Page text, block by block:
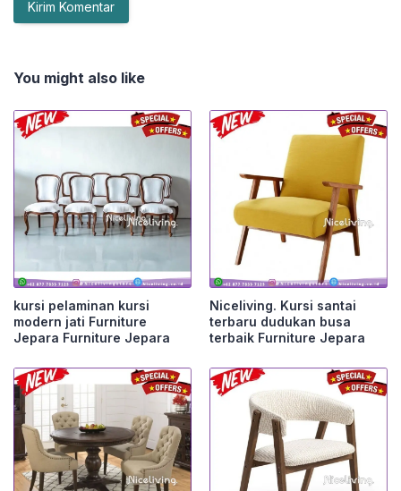
You might also like
kursi pelaminan kursi
modern jati Furniture
Jepara Furniture Jepara
Niceliving. Kursi santai
terbaru dudukan busa
terbaik Furniture Jepara